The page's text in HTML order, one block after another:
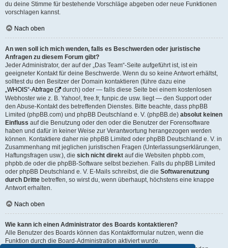
du deine Stimme für bestehende Vorschläge abgeben oder neue Funktionen
vorschlagen kannst.
Nach oben
An wen soll ich mich wenden, falls es Beschwerden oder juristische
Anfragen zu diesem Forum gibt?
Jeder Administrator, der auf der „Das Team“-Seite aufgeführt ist, ist ein
geeigneter Kontakt für deine Beschwerde. Wenn du so keine Antwort erhältst,
solltest du den Besitzer der Domain kontaktieren (führe dazu eine
„WHOIS“-Abfrage
durch) oder — falls diese Seite bei einem kostenlosen
Webhoster wie z. B. Yahoo!, free.fr, funpic.de usw. liegt — den Support oder
den Abuse-Kontakt des betreffenden Dienstes. Bitte beachte, dass phpBB
Limited (phpBB.com) und phpBB Deutschland e. V. (phpBB.de) absolut keinen
Einfluss auf die Benutzung oder den oder die Benutzer der Forensoftware
haben und dafür in keiner Weise zur Verantwortung herangezogen werden
können. Kontaktiere daher nie phpBB Limited oder phpBB Deutschland e. V. in
Zusammenhang mit jeglichen juristischen Fragen (Unterlassungserklärungen,
Haftungsfragen usw.), die sich nicht direkt auf die Websiten phpbb.com,
phpbb.de oder die phpBB-Software selbst beziehen. Falls du phpBB Limited
oder phpBB Deutschland e. V. E-Mails schreibst, die die Softwarenutzung
durch Dritte betreffen, so wirst du, wenn überhaupt, höchstens eine knappe
Antwort erhalten.
Nach oben
Wie kann ich einen Administrator des Boards kontaktieren?
Alle Benutzer des Boards können das Kontaktformular nutzen, wenn die
Funktion durch die Board-Administration aktiviert wurde.